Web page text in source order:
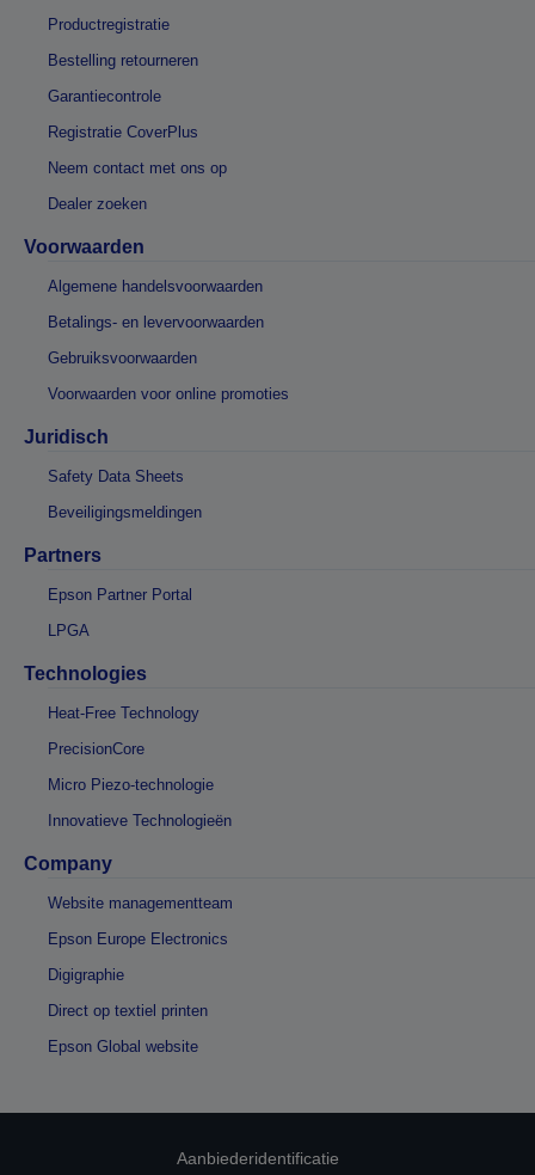
Productregistratie
Bestelling retourneren
Garantiecontrole
Registratie CoverPlus
Neem contact met ons op
Dealer zoeken
Voorwaarden
Algemene handelsvoorwaarden
Betalings- en levervoorwaarden
Gebruiksvoorwaarden
Voorwaarden voor online promoties
Juridisch
Safety Data Sheets
Beveiligingsmeldingen
Partners
Epson Partner Portal
LPGA
Technologies
Heat-Free Technology
PrecisionCore
Micro Piezo-technologie
Innovatieve Technologieën
Company
Website managementteam
Epson Europe Electronics
Digigraphie
Direct op textiel printen
Epson Global website
Aanbiederidentificatie